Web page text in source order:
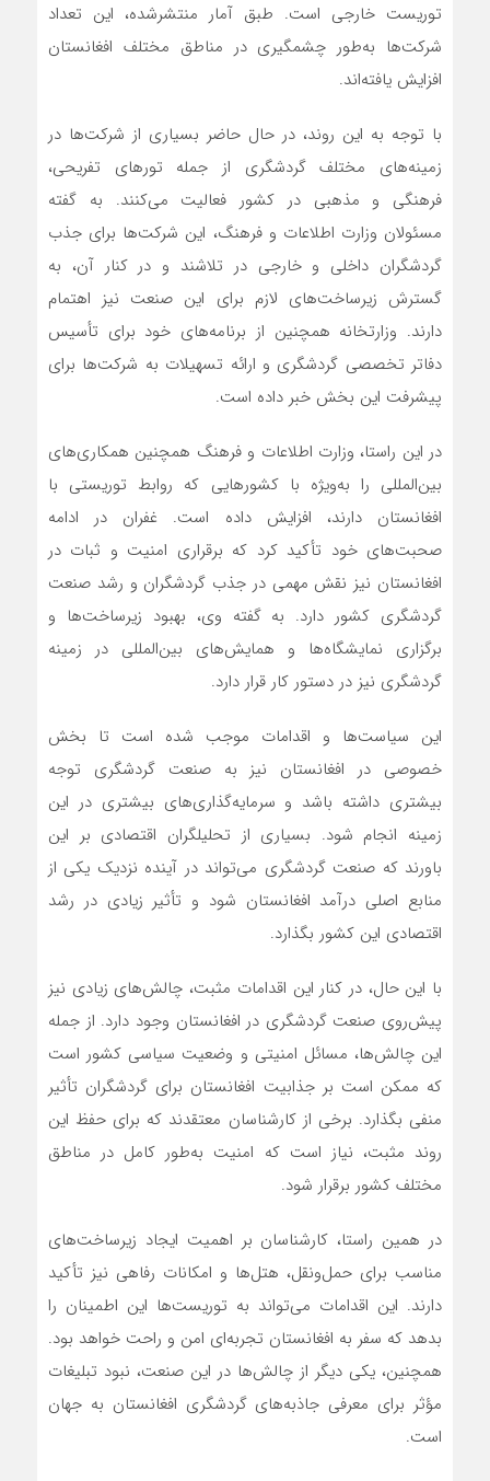
توریست خارجی است. طبق آمار منتشرشده، این تعداد
شرکت‌ها به‌طور چشمگیری در مناطق مختلف افغانستان
افزایش یافته‌اند.
با توجه به این روند، در حال حاضر بسیاری از شرکت‌ها در
زمینه‌های مختلف گردشگری از جمله تورهای تفریحی،
فرهنگی و مذهبی در کشور فعالیت می‌کنند. به گفته
مسئولان وزارت اطلاعات و فرهنگ، این شرکت‌ها برای جذب
گردشگران داخلی و خارجی در تلاشند و در کنار آن، به
گسترش زیرساخت‌های لازم برای این صنعت نیز اهتمام
دارند. وزارتخانه همچنین از برنامه‌های خود برای تأسیس
دفاتر تخصصی گردشگری و ارائه تسهیلات به شرکت‌ها برای
پیشرفت این بخش خبر داده است.
در این راستا، وزارت اطلاعات و فرهنگ همچنین همکاری‌های
بین‌المللی را به‌ویژه با کشورهایی که روابط توریستی با
افغانستان دارند، افزایش داده است. غفران در ادامه
صحبت‌های خود تأکید کرد که برقراری امنیت و ثبات در
افغانستان نیز نقش مهمی در جذب گردشگران و رشد صنعت
گردشگری کشور دارد. به گفته وی، بهبود زیرساخت‌ها و
برگزاری نمایشگاه‌ها و همایش‌های بین‌المللی در زمینه
گردشگری نیز در دستور کار قرار دارد.
این سیاست‌ها و اقدامات موجب شده است تا بخش
خصوصی در افغانستان نیز به صنعت گردشگری توجه
بیشتری داشته باشد و سرمایه‌گذاری‌های بیشتری در این
زمینه انجام شود. بسیاری از تحلیلگران اقتصادی بر این
باورند که صنعت گردشگری می‌تواند در آینده نزدیک یکی از
منابع اصلی درآمد افغانستان شود و تأثیر زیادی در رشد
اقتصادی این کشور بگذارد.
با این حال، در کنار این اقدامات مثبت، چالش‌های زیادی نیز
پیش‌روی صنعت گردشگری در افغانستان وجود دارد. از جمله
این چالش‌ها، مسائل امنیتی و وضعیت سیاسی کشور است
که ممکن است بر جذابیت افغانستان برای گردشگران تأثیر
منفی بگذارد. برخی از کارشناسان معتقدند که برای حفظ این
روند مثبت، نیاز است که امنیت به‌طور کامل در مناطق
مختلف کشور برقرار شود.
در همین راستا، کارشناسان بر اهمیت ایجاد زیرساخت‌های
مناسب برای حمل‌ونقل، هتل‌ها و امکانات رفاهی نیز تأکید
دارند. این اقدامات می‌تواند به توریست‌ها این اطمینان را
بدهد که سفر به افغانستان تجربه‌ای امن و راحت خواهد بود.
همچنین، یکی دیگر از چالش‌ها در این صنعت، نبود تبلیغات
مؤثر برای معرفی جاذبه‌های گردشگری افغانستان به جهان
است.